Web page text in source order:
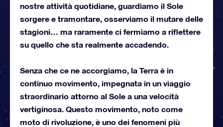
nostre attività quotidiane, guardiamo il Sole
sorgere e tramontare, osserviamo il mutare delle
stagioni… ma raramente ci fermiamo a riflettere
su quello che sta realmente accadendo.
Senza che ce ne accorgiamo, la Terra è in
continuo movimento, impegnata in un viaggio
straordinario attorno al Sole a una velocità
vertiginosa. Questo movimento, noto come
moto di rivoluzione, è uno dei fenomeni più